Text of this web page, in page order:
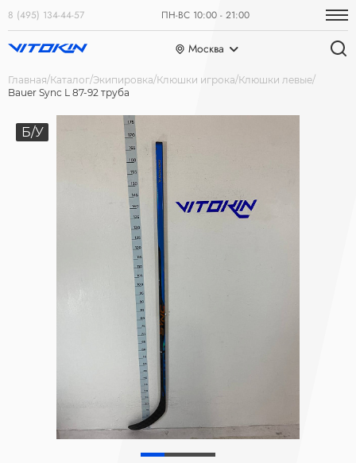
8 (495) 134-44-57 ПН-ВС 10:00 - 21:00
Москва
Главная Каталог Экипировка Клюшки игрока Клюшки левые
Bauer Sync L 87-92 труба
Б/У